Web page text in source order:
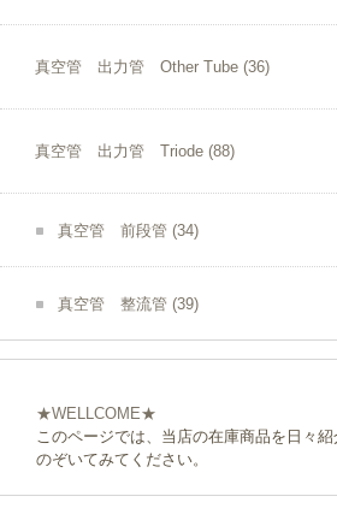
真空管 出力管 Other Tube (36)
真空管 出力管 Triode (88)
真空管 前段管 (34)
真空管 整流管 (39)
★WELLCOME★
このページでは、当店の在庫商品を日々
のぞいてみてください。